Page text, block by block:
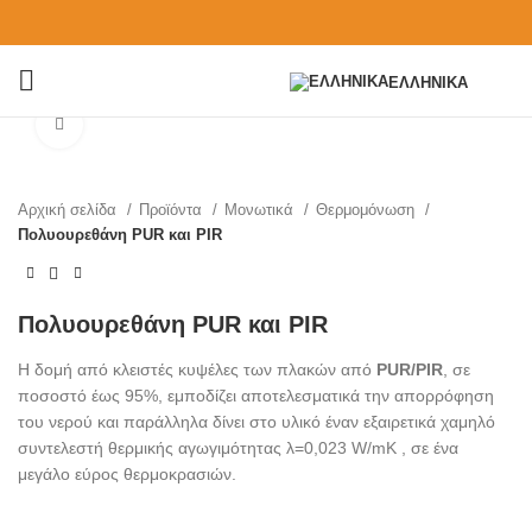
ΕΛΛΗΝΙΚΆ
Αρχική σελίδα Προϊόντα Μονωτικά
Θερμομόνωση
Πολυουρεθάνη PUR και PIR
Πολυουρεθάνη PUR και PIR
Η δομή από κλειστές κυψέλες των πλακών από PUR/PIR , σε
ποσοστό έως 95%, εμποδίζει αποτελεσματικά την απορρόφηση
του νερού και παράλληλα δίνει στο υλικό έναν εξαιρετικά χαμηλό
συντελεστή θερμικής αγωγιμότητας λ=0,023 W/mK , σε ένα
μεγάλο εύρος θερμοκρασιών.